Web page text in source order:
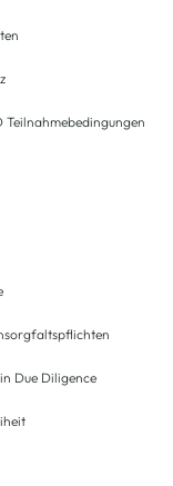
Teilnahmebedingungen
Due Diligence